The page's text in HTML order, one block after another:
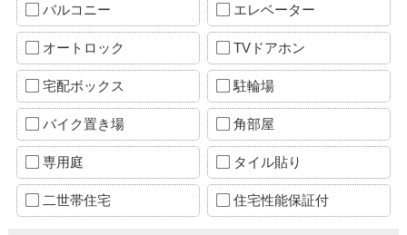
バルコニー エレベーター
オートロック TVドアホン
宅配ボックス 駐輪場
バイク置き場 角部屋
専用庭 タイル貼り
二世帯住宅 住宅性能保証付